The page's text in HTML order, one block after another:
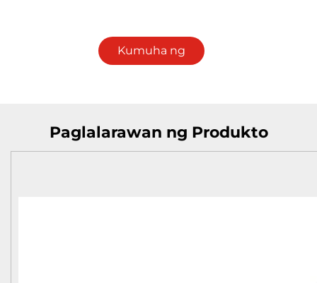
Kumuha ng
Paglalarawan ng Produkto